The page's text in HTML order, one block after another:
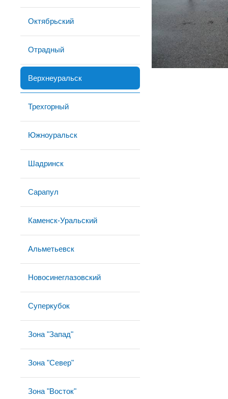
Октябрьский
Отрадный
Верхнеуральск
Трехгорный
Южноуральск
Шадринск
Сарапул
Каменск-Уральский
Альметьевск
Новосинеглазовский
Суперкубок
Зона "Запад"
Зона "Север"
Зона "Восток"